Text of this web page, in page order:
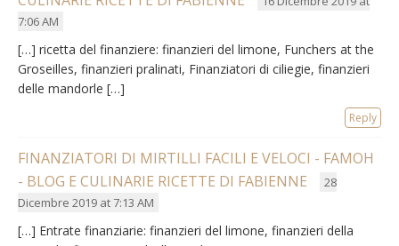
7:06 AM
[…] ricetta del finanziere: finanzieri del limone, Funchers at the
Groseilles, finanzieri pralinati, Finanziatori di ciliegie, finanzieri
delle mandorle […]
Reply
FINANZIATORI DI MIRTILLI FACILI E VELOCI - FAMOH
- BLOG E CULINARIE RICETTE DI FABIENNE
28
Dicembre 2019 at 7:13 AM
[…] Entrate finanziarie: finanzieri del limone, finanzieri della